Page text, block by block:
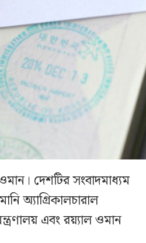
দেশটির সংবাদমাধ্যম
অ্যাগ্রিকালচারাল
এবং রয়্যাল ওমান